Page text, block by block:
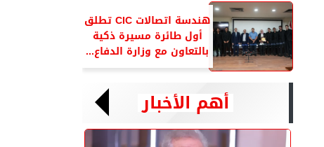
هندسة اتصالات CIC تطلق
أول طائرة مسيرة ذكية
بالتعاون مع وزارة الدفاع...
أهم الأخبار